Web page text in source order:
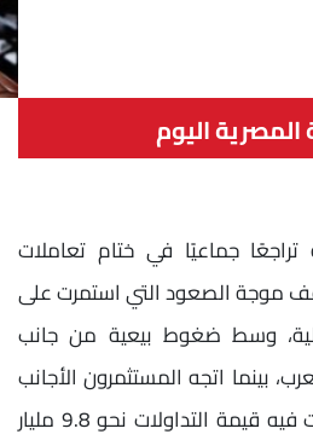
المصرية اليوم
جماعيًا في ختام تعاملات
موجة الصعود التي استمرت على
وسط ضغوط بيعية من جانب
بينما اتجه المستثمرون الأجانب
إلى الشراء، في وقت بلغت فيه قيمة التداولات نحو 9.8 مليار